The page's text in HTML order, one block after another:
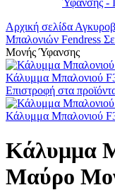
Αρχική σελίδα
Μπαλονιών Fendress
Μονής Ύφανσης
Κάλυμμα Μπαλονιού
Επιστροφή στα
Κάλυμμα Μπαλονιού
Κάλυμμα
Μαύρο